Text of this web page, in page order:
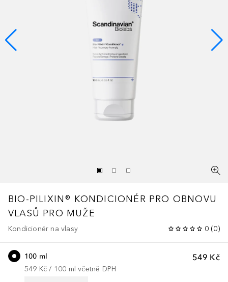
BIO-PILIXIN® KONDICIONÉR PRO OBNOVU
VLASŮ PRO MUŽE
Kondicionér na vlasy 0 (0)
549 Kč
100 ml
549 Kč / 100 ml včetně DPH